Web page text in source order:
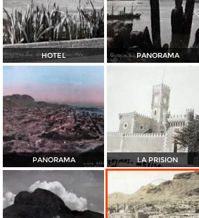
HOTEL PANORAMA
PANORAMA LA PRISION